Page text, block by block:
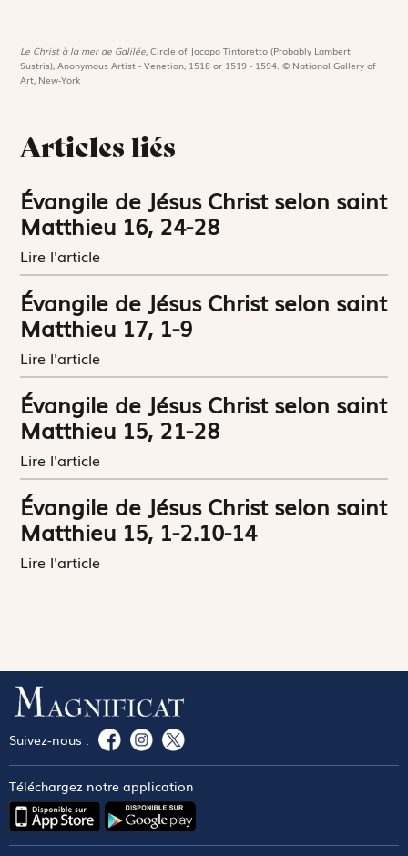
Le Christ à la mer de Galilée,Circle of Jacopo Tintoretto (Probably Lambert
Sustris), Anonymous Artist - Venetian, 1518 or 1519 - 1594. © National Gallery of
Art, New-York
Articles liés
Évangile de Jésus Christ selon saint
Matthieu 16, 24-28
Lire l'article
Évangile de Jésus Christ selon saint
Matthieu 17, 1-9
Lire l'article
Évangile de Jésus Christ selon saint
Matthieu 15, 21-28
Lire l'article
Évangile de Jésus Christ selon saint
Matthieu 15, 1-2.10-14
Lire l'article
Suivez-nous :
Téléchargez notre application